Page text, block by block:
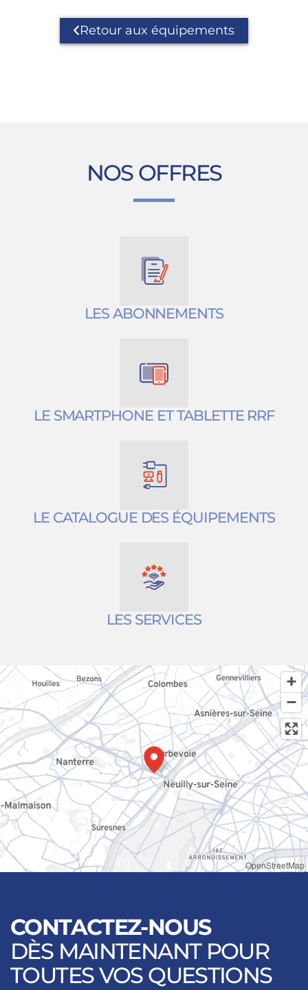
Retour aux équipements
NOS OFFRES
LES ABONNEMENTS
LE SMARTPHONE ET TABLETTE RRF
LE CATALOGUE DES ÉQUIPEMENTS
LES SERVICES
OpenStreetMap
CONTACTEZ-NOUS
DÈS MAINTENANT POUR
TOUTES VOS QUESTIONS